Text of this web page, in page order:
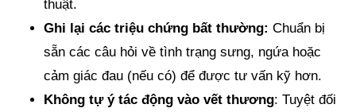
thuật.
Ghi lại các triệu chứng bất thường: Chuẩn bị
sẵn các câu hỏi về tình trạng sưng, ngứa hoặc
cảm giác đau (nếu có) để được tư vấn kỹ hơn.
Không tự ý tác động vào vết thương: Tuyệt đối